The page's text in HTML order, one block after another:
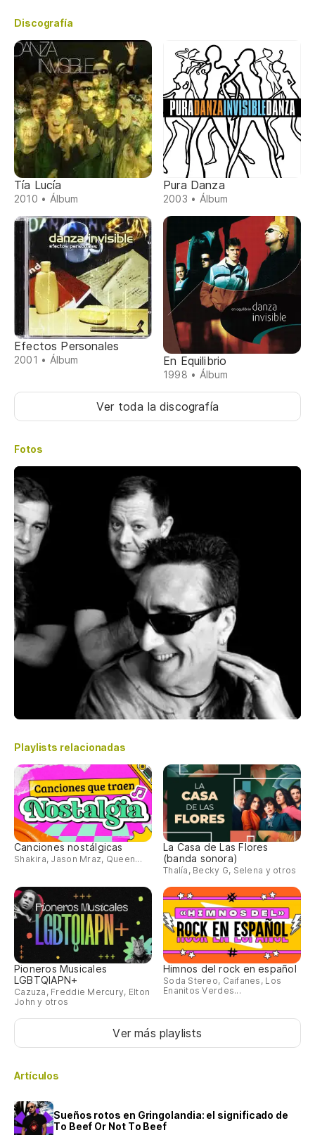
Discografía
Tía Lucía
2010 • Álbum
Pura Danza
2003 • Álbum
Efectos Personales
2001 • Álbum En Equilibrio
1998 • Álbum
Ver toda la discografía
Fotos
Playlists relacionadas
Canciones nostálgicas
Shakira, Jason Mraz, Queen...
La Casa de Las Flores
(banda sonora)
Thalía, Becky G, Selena y otros
Pioneros Musicales
LGBTQIAPN+
Cazuza, Freddie Mercury, Elton
John y otros
Himnos del rock en español
Soda Stereo, Caifanes, Los
Enanitos Verdes...
Ver más playlists
Artículos
Sueños rotos en Gringolandia: el significado de
To Beef Or Not To Beef